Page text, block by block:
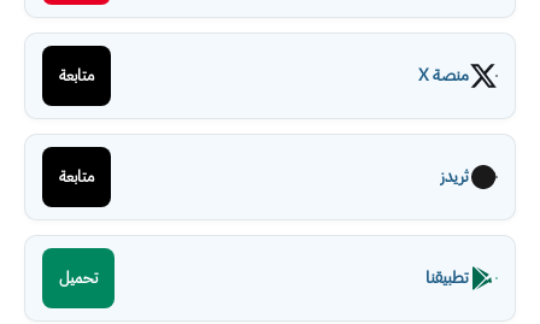
منصة X متابعة
ثريدز متابعة
تطبيقنا تحميل